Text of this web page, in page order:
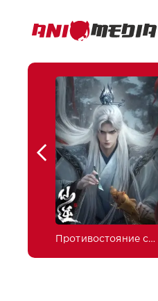
Противостояние святого